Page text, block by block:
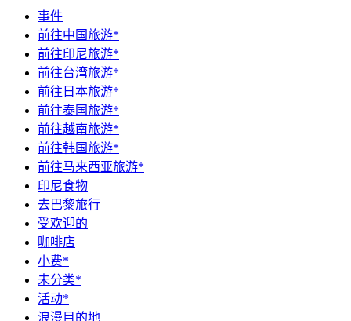
事件
前往中国旅游*
前往印尼旅游*
前往台湾旅游*
前往日本旅游*
前往泰国旅游*
前往越南旅游*
前往韩国旅游*
前往马来西亚旅游*
印尼食物
去巴黎旅行
受欢迎的
咖啡店
小费*
未分类*
活动*
浪漫目的地